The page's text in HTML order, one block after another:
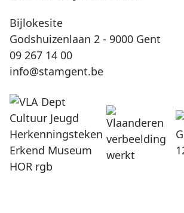
Bijlokesite
Godshuizenlaan 2 - 9000 Gent
09 267 14 00
info@stamgent.be